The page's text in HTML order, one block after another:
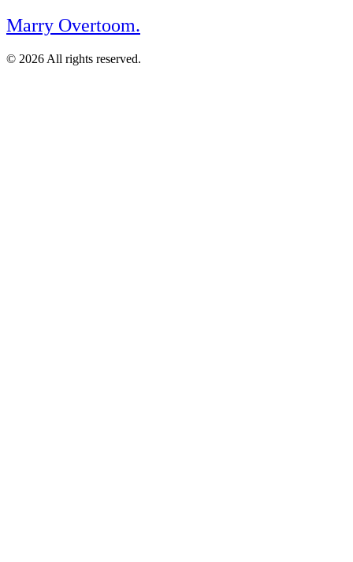
Marry Overtoom.
© 2026 All rights reserved.